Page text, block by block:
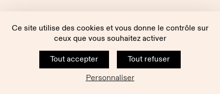
Ce site utilise des cookies et vous donne le contrôle sur
ceux que vous souhaitez activer
Tout accepter
Tout refuser
Personnaliser